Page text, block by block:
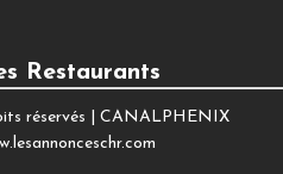
Restaurants
réservés | CANALPHENIX